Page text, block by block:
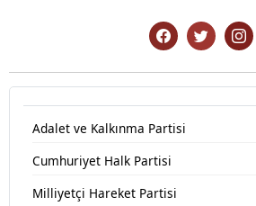
Adalet ve Kalkınma Partisi
Cumhuriyet Halk Partisi
Milliyetçi Hareket Partisi